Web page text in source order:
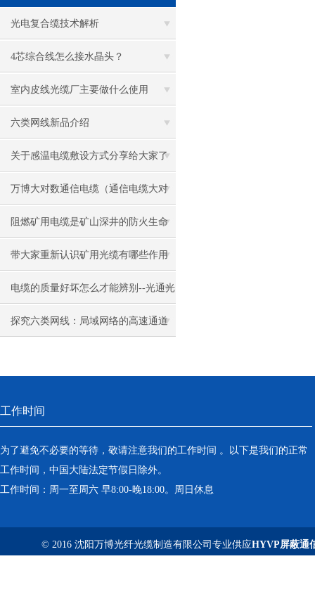
光电复合缆技术解析
4芯综合线怎么接水晶头？
室内皮线光缆厂主要做什么使用
六类网线新品介绍
关于感温电缆敷设方式分享给大家了
解下
万博大对数通信电缆（通信电缆大对
数）的应用
阻燃矿用电缆是矿山深井的防火生命
线
带大家重新认识矿用光缆有哪些作用
电缆的质量好坏怎么才能辨别--光通光
缆
探究六类网线：局域网络的高速通道
工作时间
为了避免不必要的等待，敬请注意我们的工作时间 。以下是我们的正常
工作时间，中国大陆法定节假日除外。
工作时间：周一至周六 早8:00-晚18:00。周日休息
© 2016 沈阳万博光纤光缆制造有限公司专业供应HYVP屏蔽通